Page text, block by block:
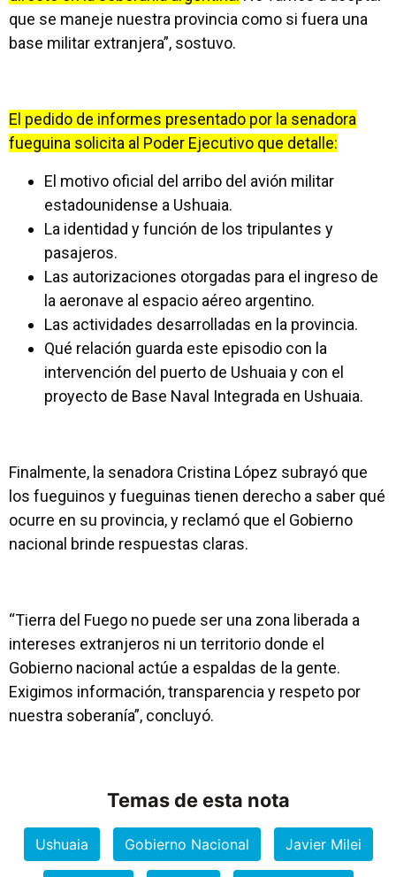
que se maneje nuestra provincia como si fuera una
base militar extranjera”, sostuvo.
El pedido de informes presentado por la senadora
fueguina solicita al Poder Ejecutivo que detalle:
El motivo oficial del arribo del avión militar
estadounidense a Ushuaia.
La identidad y función de los tripulantes y
pasajeros.
Las autorizaciones otorgadas para el ingreso de
la aeronave al espacio aéreo argentino.
Las actividades desarrolladas en la provincia.
Qué relación guarda este episodio con la
intervención del puerto de Ushuaia y con el
proyecto de Base Naval Integrada en Ushuaia.
Finalmente, la senadora Cristina López subrayó que
los fueguinos y fueguinas tienen derecho a saber qué
ocurre en su provincia, y reclamó que el Gobierno
nacional brinde respuestas claras.
“Tierra del Fuego no puede ser una zona liberada a
intereses extranjeros ni un territorio donde el
Gobierno nacional actúe a espaldas de la gente.
Exigimos información, transparencia y respeto por
nuestra soberanía”, concluyó.
Temas de esta nota
Ushuaia Gobierno Nacional Javier Milei